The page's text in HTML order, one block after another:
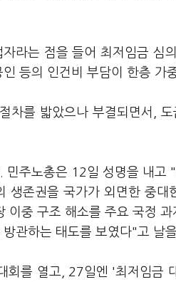
라는 점을 들어 최저임금 심
등의 인건비 부담이 한층 가
차를 밟았으나 부결되면서,
주노총은 12일 성명을 내고
생존권을 국가가 외면한 중대
이중 구조 해소를 주요 국정
관하는 태도를 보였다"고 날
회를 열고, 27일엔 '최저임금